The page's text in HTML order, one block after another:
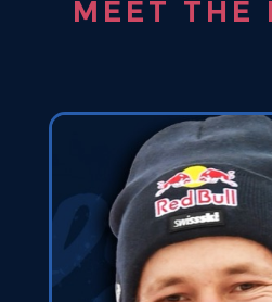
MEET THE